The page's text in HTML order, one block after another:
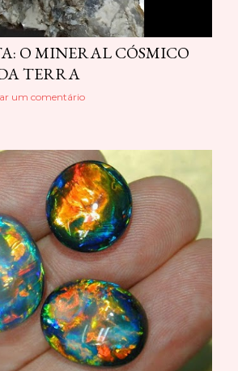
O MINERAL CÓSMICO
TERRA
um comentário